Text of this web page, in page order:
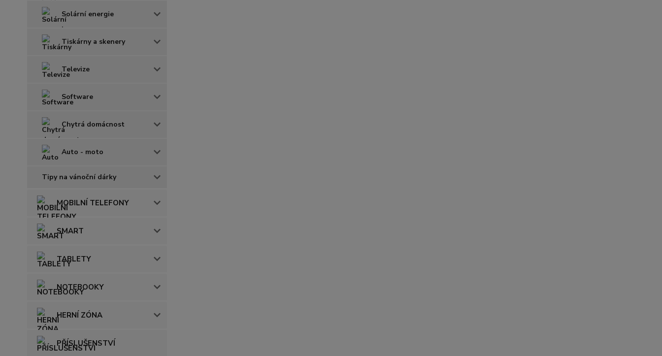
Solární energie
Tiskárny a skenery
Televize
Software
Chytrá domácnost
Auto - moto
Tipy na vánoční dárky
MOBILNÍ TELEFONY
SMART
TABLETY
NOTEBOOKY
HERNÍ ZÓNA
PŘÍSLUŠENSTVÍ